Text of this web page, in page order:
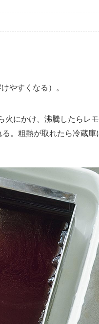
やすくなる）。
にかけ、沸騰したらレ
。粗熱が取れたら冷蔵庫